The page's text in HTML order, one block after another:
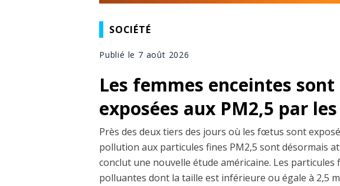
SOCIÉTÉ
Publié le 7 août 2026
Les femmes enceintes
exposées aux PM2,5 par
Près des deux tiers des jours où les fœtus sont
pollution aux particules fines PM2,5 sont désormais
conclut une nouvelle étude américaine. Les particules
polluantes dont la taille est inférieure ou égale à 2,5